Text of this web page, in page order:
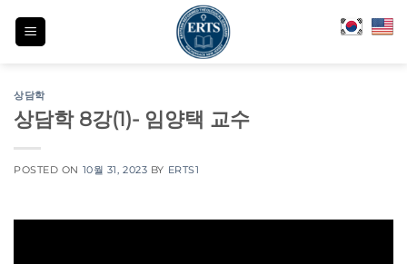
상담학
상담학 8강(1)- 임양택 교수
POSTED ON 10월 31, 2023 BY ERTS1